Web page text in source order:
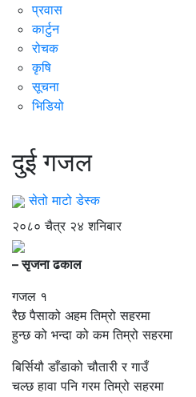
प्रवास
कार्टुन
रोचक
कृषि
सूचना
भिडियो
दुई गजल
सेतो माटो डेस्क
२०८० चैत्र २४ शनिबार
– सृजना ढकाल
गजल १
रैछ पैसाको अहम तिम्रो सहरमा
हुन्छ को भन्दा को कम तिम्रो सहरमा
बिर्सियौ डाँडाको चौतारी र गाउँ
चल्छ हावा पनि गरम तिम्रो सहरमा